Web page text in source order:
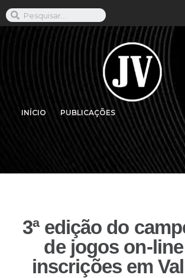
INÍCIO PUBLICAÇÕES
3ª edição do
de jogos on-
inscrições em